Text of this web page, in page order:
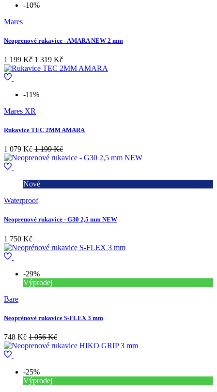
-10%
Mares
Neoprenové rukavice - AMARA NEW 2 mm
1 199 Kč 1 319 Kč
-11%
Mares XR
Rukavice TEC 2MM AMARA
1 079 Kč 1 199 Kč
Nové
Waterproof
Neoprenové rukavice - G30 2,5 mm NEW
1 750 Kč
-29%
Výprodej
Bare
Neoprénové rukavice S-FLEX 3 mm
748 Kč 1 056 Kč
-25%
Výprodej